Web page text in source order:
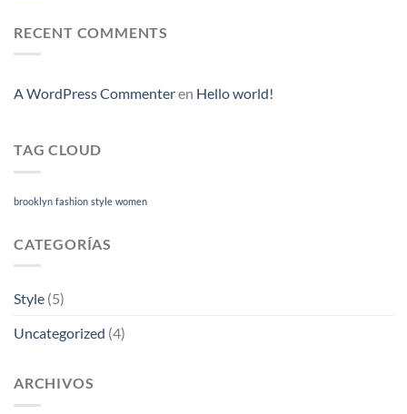
RECENT COMMENTS
A WordPress Commenteren Hello world!
TAG CLOUD
brooklyn fashion style women
CATEGORÍAS
Style (5)
Uncategorized (4)
ARCHIVOS